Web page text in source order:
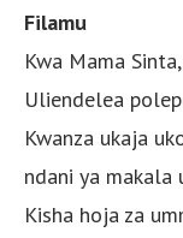
Filamu
Kwa Mama
Uliendelea
Kwanza ukaja
ndani ya
Kisha hoja za